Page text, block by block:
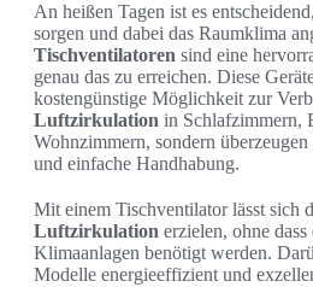
An heißen Tagen ist es
sorgen und dabei das Raumklima
Tischventilatoren sind eine
genau das zu erreichen. Diese
kostengünstige Möglichkeit zur
Luftzirkulation in Schlafzimmern,
Wohnzimmern, sondern
und einfache Handhabung.
Mit einem Tischventilator lässt sich
Luftzirkulation erzielen, ohne
Klimaanlagen benötigt werden.
Modelle energieeffizient und